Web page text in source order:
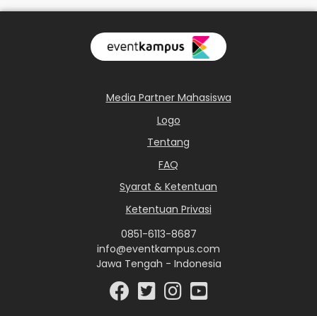
Media Partner Mahasiswa
Logo
Tentang
FAQ
Syarat & Ketentuan
Ketentuan Privasi
0851-6113-8687
info@eventkampus.com
Jawa Tengah - Indonesia